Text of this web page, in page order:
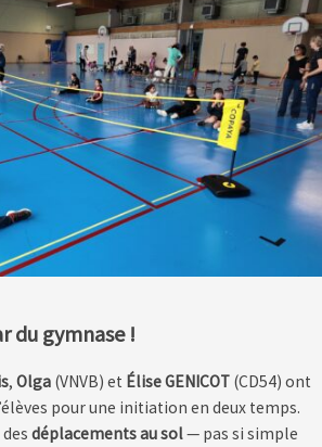
du gymnase !
, Olga (VNVB) et Élise GENICOT (CD54) ont
pour une initiation en deux temps.
déplacements au sol— pas si simple